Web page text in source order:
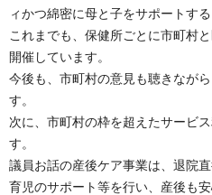
ィかつ綿密に母と子をサポートす
これまでも、保健所ごとに市町村
開催しています。
今後も、市町村の意見も聴きなが
す。
次に、市町村の枠を超えたサービ
す。
議員お話の産後ケア事業は、退院
育児のサポート等を行い、産後も